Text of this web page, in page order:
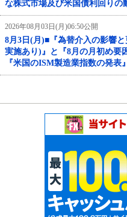
な株式市場及び米国債利回りの
2026年08月03日(月)06:50公開
8月3日(月)■『為替介入の影響
実施あり)』と『8月の月初め要
『米国のISM製造業指数の発表